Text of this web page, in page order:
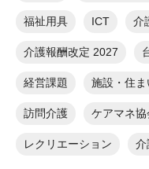
福祉用具 ICT 介
介護報酬改定 2027
経営課題 施設・住ま
訪問介護 ケアマネ協
レクリエーション 介